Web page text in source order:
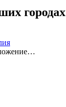
городах